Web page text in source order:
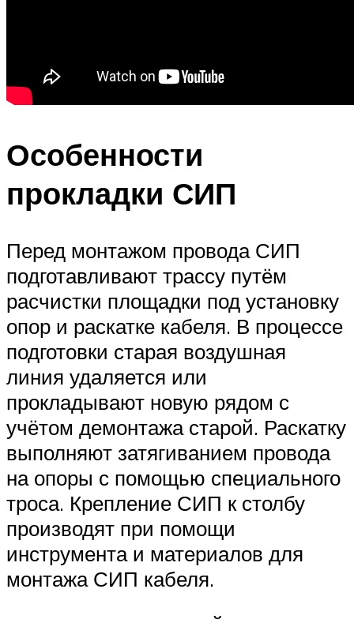
Особенности
прокладки СИП
Перед монтажом провода СИП
подготавливают трассу путём
расчистки площадки под установку
опор и раскатке кабеля. В процессе
подготовки старая воздушная
линия удаляется или
прокладывают новую рядом с
учётом демонтажа старой. Раскатку
выполняют затягиванием провода
на опоры с помощью специального
троса. Крепление СИП к столбу
производят при помощи
инструмента и материалов для
монтажа СИП кабеля.